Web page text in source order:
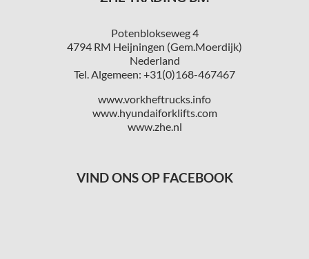
Potenblokseweg 4
4794 RM Heijningen (Gem.Moerdijk)
Nederland
Tel. Algemeen: +31(0)168-467467
www.vorkheftrucks.info
www.hyundaiforklifts.com
www.zhe.nl
VIND ONS OP FACEBOOK